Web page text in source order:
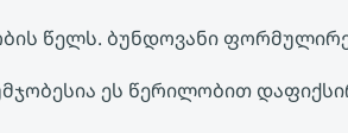
წელს. ბუნდოვანი
ეს წერილობით